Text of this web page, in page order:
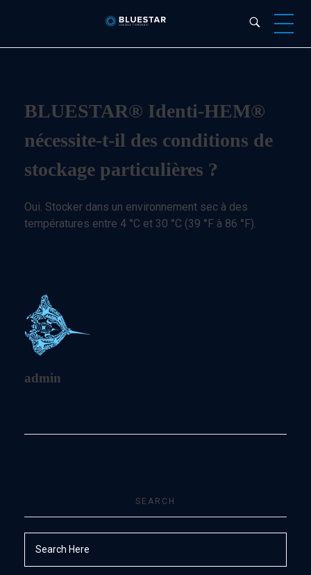
BLUESTAR® Identi-HEM®
nécessite-t-il des conditions de
stockage particulières ?
Oui. Stocker dans un environnement sec à des
températures entre 4 °C et 30 °C (39 °F à 86 °F).
admin
SEARCH